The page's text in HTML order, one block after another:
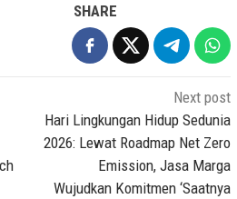
SHARE
Next post
Hari Lingkungan Hidup Sedunia
2026: Lewat Roadmap Net Zero
Emission, Jasa Marga
Wujudkan Komitmen ‘Saatnya